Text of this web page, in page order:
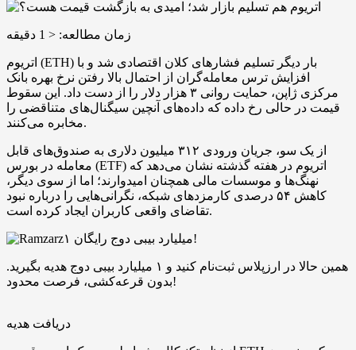
زمان مطالعه: < 1 دقیقه
اتریوم (ETH) بار دیگر تسلیم فشارهای کلان اقتصادی شد و با
افزایش ترس معامله‌گران از احتمال بالا رفتن نرخ بهره بانک
مرکزی ژاپن، حمایت روانی ۳ هزار دلار را از دست داد. این سقوط
قیمت در حالی رخ داده که داده‌های آنچین سیگنال‌های متناقضی را
مخابره می‌کنند.
از یک سو، جریان ورودی ۳۱۲ میلیون دلاری به صندوق‌های قابل
معامله در بورس (ETF) اتریوم در هفته گذشته نشان می‌دهد که
نهنگ‌ها و موسسات مالی همچنان امیدوارند؛ اما از سوی دیگر،
کاهش ۵۴ درصدی کارمزدهای شبکه، نگرانی‌هایی را درباره نبود
تقاضای واقعی کاربران ایجاد کرده است.
۱ میلیارد بیبی دوج رایگان!
همین حالا در ارزپلاس ثبت‌نام کنید و ۱ میلیارد بیبی دوج هدیه بگیرید.
بدون قرعه‌کشی، فرصت محدود!
دریافت هدیه